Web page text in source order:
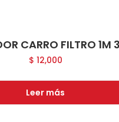
CARRO FILTRO 1M
$ 12,000
Leer más